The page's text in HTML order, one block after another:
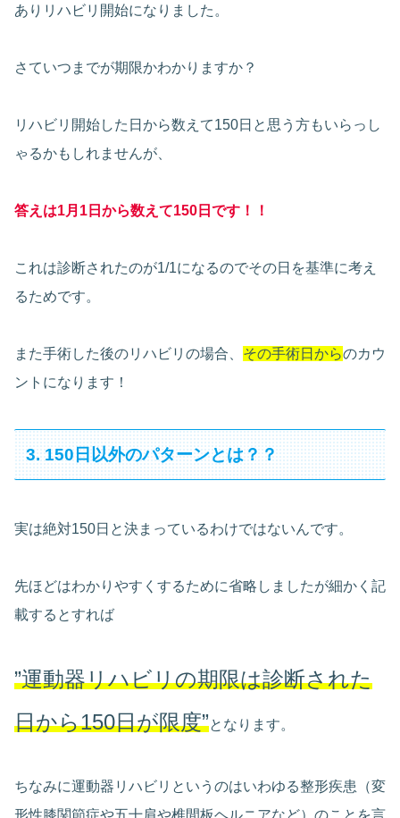
ありリハビリ開始になりました。
さていつまでが期限かわかりますか？
リハビリ開始した日から数えて150日と思う方もいらっし
ゃるかもしれませんが、
答えは1月1日から数えて150日です！！
これは診断されたのが1/1になるのでその日を基準に考え
るためです。
また手術した後のリハビリの場合、 その手術日からのカウ
ントになります！
3. 150日以外のパターンとは？？
実は絶対150日と決まっているわけではないんです。
先ほどはわかりやすくするために省略しましたが細かく記
載するとすれば
”運動器リハビリの期限は診断された
日から150日が限度”となります。
ちなみに運動器リハビリというのはいわゆる整形疾患（変
形性膝関節症や五十肩や椎間板ヘルニアなど）のことを言